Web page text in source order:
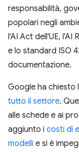
responsabilità,
popolari negli
l'AI Act dell'UE, l'AI
e lo standard ISO
documentazione.
Google ha chiesto
tutto il settore.
alle schede e ai
aggiunto i costi di
modelli e si è